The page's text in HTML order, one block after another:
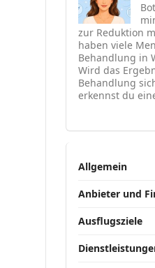
zur Reduktion
haben viele
Behandlung in
Wird das
Behandlung
erkennst du
Allgemein
Anbieter und
Ausflugsziele